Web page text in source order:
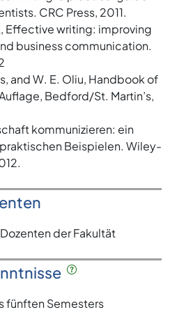
CRC Press, 2011.
Effective writing: improving
business communication.
and W. E. Oliu, Handbook of
Bedford/St. Martin’s,
kommunizieren: ein
Beispielen. Wiley-
der Fakultät
fünften Semesters